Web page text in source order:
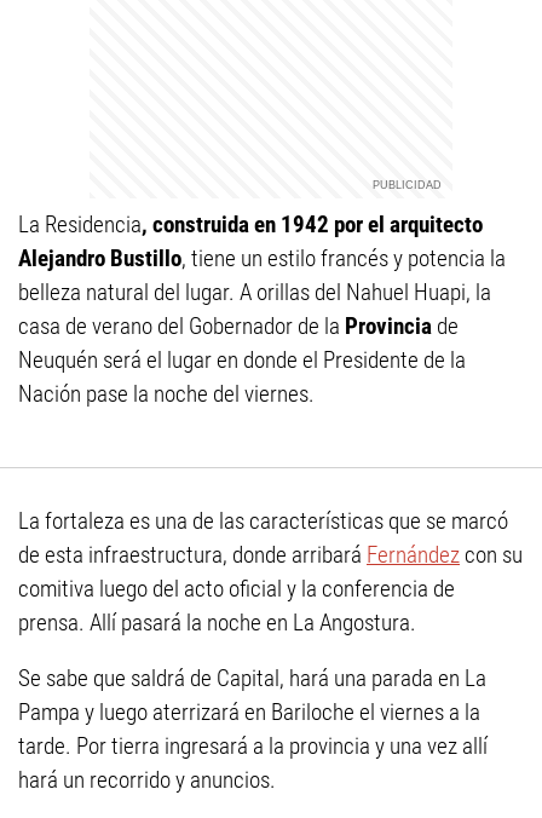
La Residencia, construida en 1942 por el arquitecto
Alejandro Bustillo, tiene un estilo francés y potencia la
belleza natural del lugar. A orillas del Nahuel Huapi, la
casa de verano del Gobernador de la Provincia de
Neuquén será el lugar en donde el Presidente de la
Nación pase la noche del viernes.
La fortaleza es una de las características que se marcó
de esta infraestructura, donde arribará Fernández con su
comitiva luego del acto oficial y la conferencia de
prensa. Allí pasará la noche en La Angostura.
Se sabe que saldrá de Capital, hará una parada en La
Pampa y luego aterrizará en Bariloche el viernes a la
tarde. Por tierra ingresará a la provincia y una vez allí
hará un recorrido y anuncios.